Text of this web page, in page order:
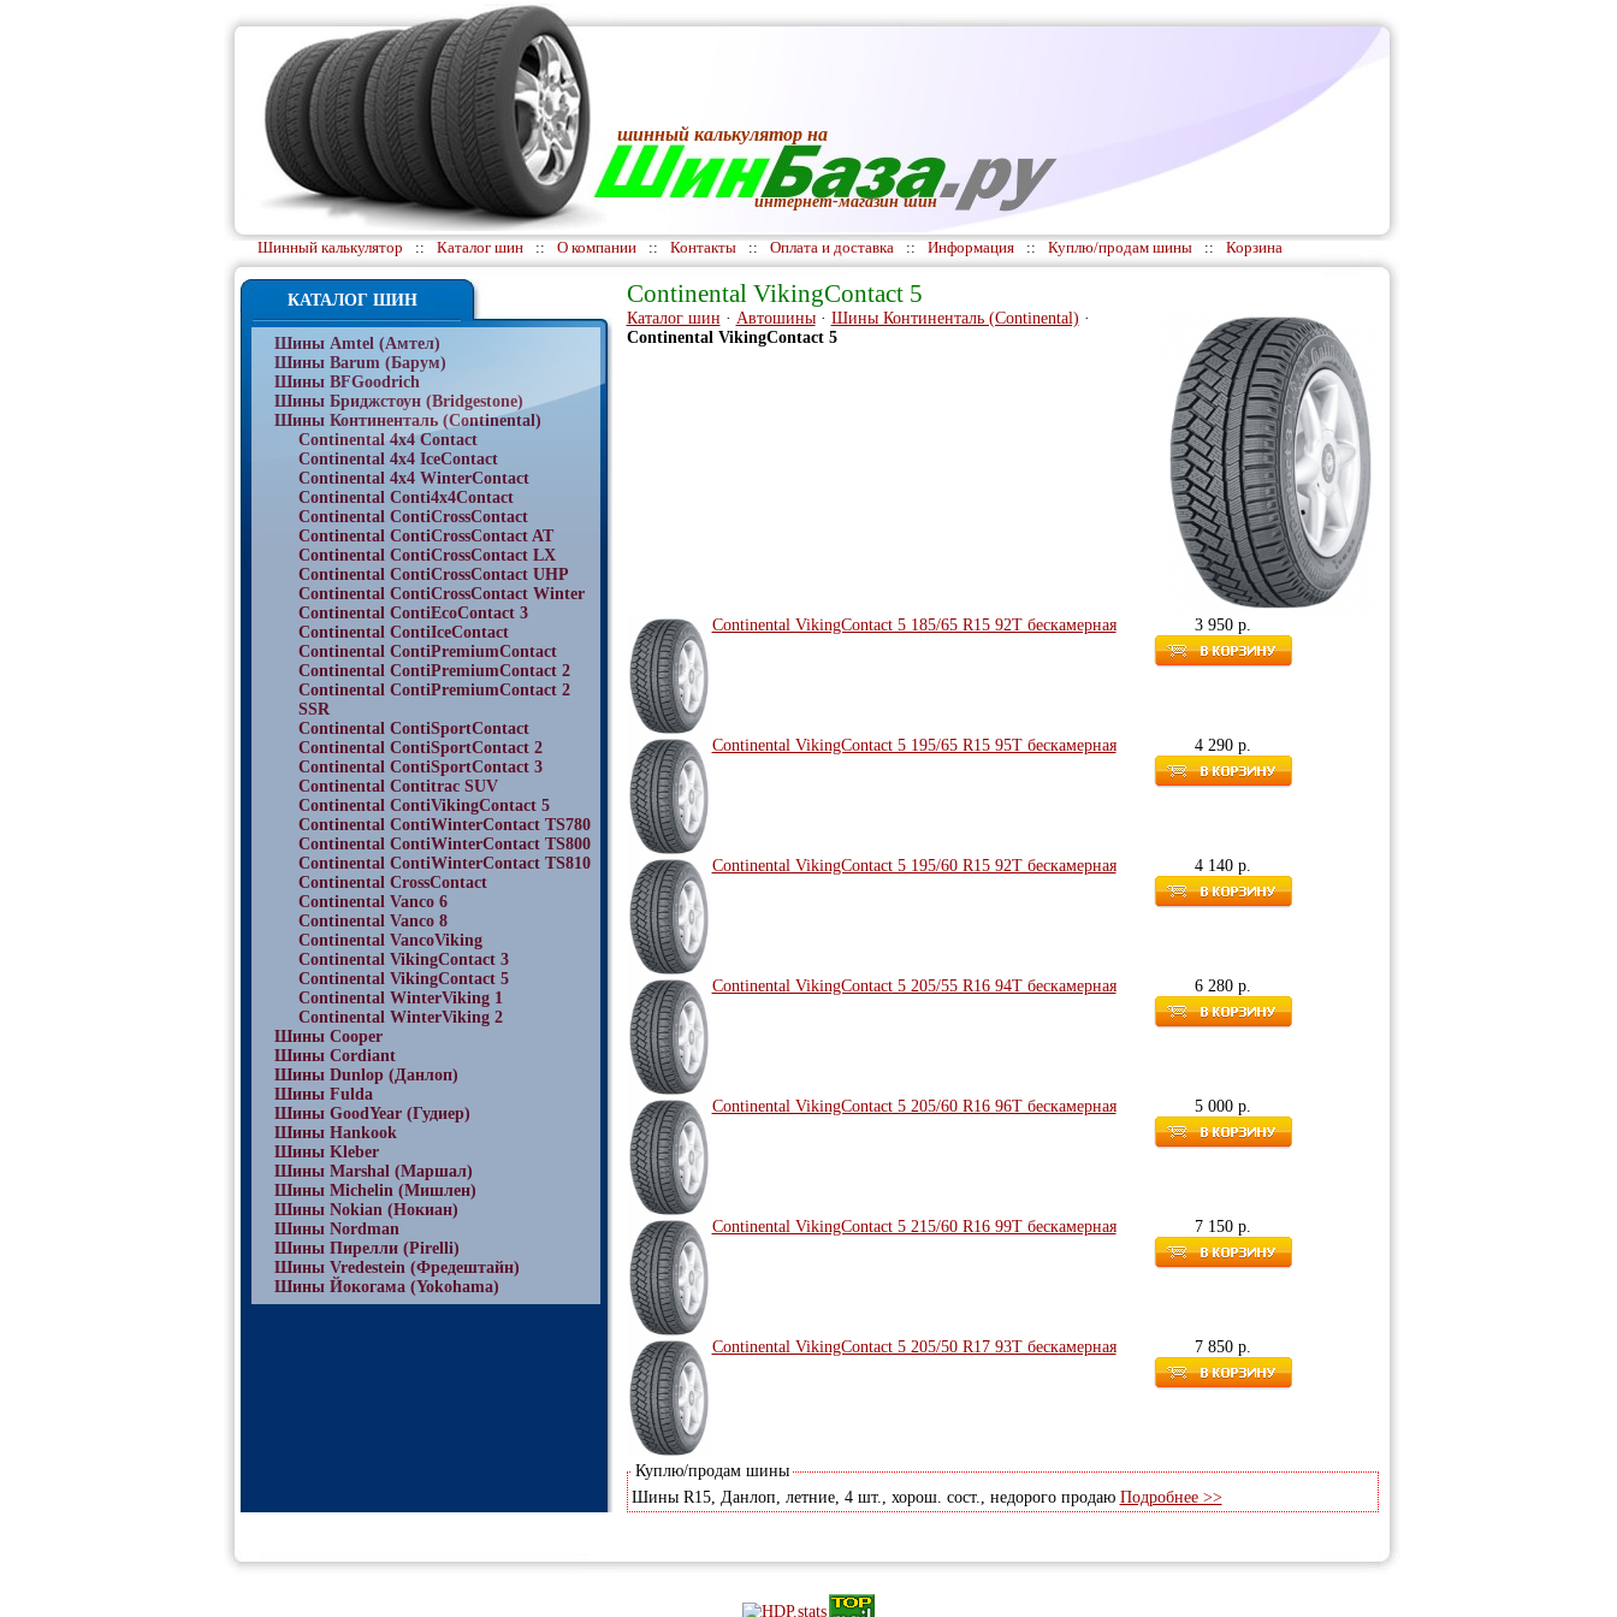
шинный калькуляторна
интернет-магазин шин
Шинный калькулятор :: Каталог шин :: О компании :: Контакты :: Оплата и доставка :: Информация :: Куплю/продам шины :: Корзина
КАТАЛОГ ШИН
Шины Amtel (Амтел)
Шины Barum (Барум)
Шины BFGoodrich
Шины Бриджстоун (Bridgestone)
Шины Континенталь (Continental)
Continental 4x4 Contact
Continental 4x4 IceContact
Continental 4x4 WinterContact
Continental Conti4x4Contact
Continental ContiCrossContact
Continental ContiCrossContact AT
Continental ContiCrossContact LX
Continental ContiCrossContact UHP
Continental ContiCrossContact Winter
Continental ContiEcoContact 3
Continental ContiIceContact
Continental ContiPremiumContact
Continental ContiPremiumContact 2
Continental ContiPremiumContact 2
SSR
Continental ContiSportContact
Continental ContiSportContact 2
Continental ContiSportContact 3
Continental Contitrac SUV
Continental ContiVikingContact 5
Continental ContiWinterContact TS780
Continental ContiWinterContact TS800
Continental ContiWinterContact TS810
Continental CrossContact
Continental Vanco 6
Continental Vanco 8
Continental VancoViking
Continental VikingContact 3
Continental VikingContact 5
Continental WinterViking 1
Continental WinterViking 2
Шины Cooper
Шины Cordiant
Шины Dunlop (Данлоп)
Шины Fulda
Шины GoodYear (Гудиер)
Шины Hankook
Шины Kleber
Шины Marshal (Маршал)
Шины Michelin (Мишлен)
Шины Nokian (Нокиан)
Шины Nordman
Шины Пирелли (Pirelli)
Шины Vredestein (Фредештайн)
Шины Йокогама (Yokohama)
Continental VikingContact 5
Каталог шин · Автошины· Шины Континенталь (Continental) ·
Continental VikingContact 5
Continental VikingContact 5 185/65 R15 92T бескамерная 3 950 р.
Continental VikingContact 5 195/65 R15 95T бескамерная 4 290 р.
Continental VikingContact 5 195/60 R15 92T бескамерная 4 140 р.
Continental VikingContact 5 205/55 R16 94T бескамерная 6 280 р.
Continental VikingContact 5 205/60 R16 96T бескамерная 5 000 р.
Continental VikingContact 5 215/60 R16 99T бескамерная 7 150 р.
Continental VikingContact 5 205/50 R17 93T бескамерная 7 850 р.
Куплю/продам шины
Шины R15, Данлоп, летние, 4 шт., хорош. сост., недорого продаю Подробнее >>